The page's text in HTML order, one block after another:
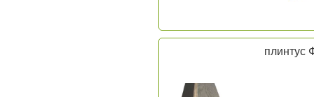
плинтус